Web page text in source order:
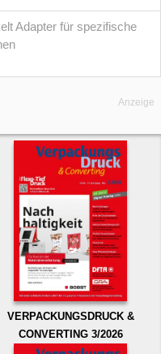
Adapter für spezifische
Anzeige
VERPACKUNGSDRUCK &
CONVERTING 3/2026